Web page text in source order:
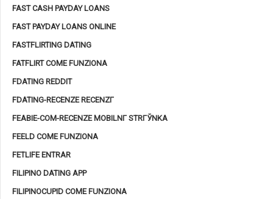
FAST CASH PAYDAY LOANS
FAST PAYDAY LOANS ONLINE
FASTFLIRTING DATING
FATFLIRT COME FUNZIONA
FDATING REDDIT
FDATING-RECENZE RECENZГ­
FEABIE-COM-RECENZE MOBILNГ­ STRГЎNKA
FEELD COME FUNZIONA
FETLIFE ENTRAR
FILIPINO DATING APP
FILIPINOCUPID COME FUNZIONA